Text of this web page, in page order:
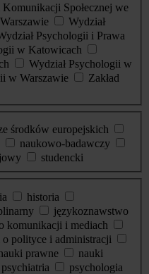
Komunikacji Społecznej we
Wydział
Psychologii i Prawa
w Katowicach
Wydział Psychologii w
w Warszawie
Zakład
środków europejskich
naukowo-badawczy
studencki
historia
językoznawstwo
komunikacji i mediach
o polityce i administracji
prawne
nauki
psychiatria
psychologia